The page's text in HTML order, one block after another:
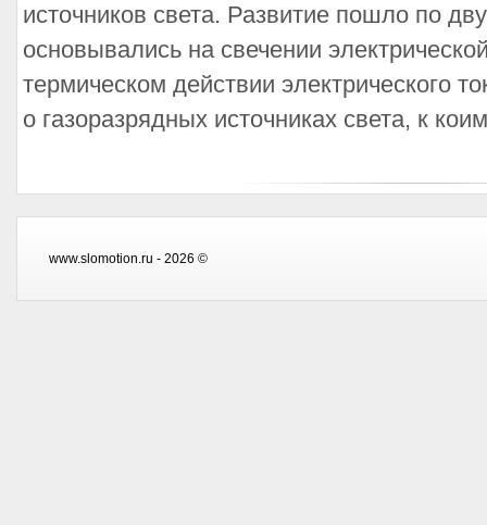
источников света. Развитие пошло по
основывались на свечении
термическом действии электрического
о газоразрядных источниках света, к
www.slomotion.ru - 2026 ©